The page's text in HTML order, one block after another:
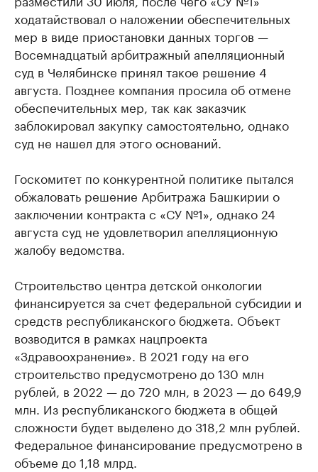
ходатайствовал о наложении обеспечительных
мер в виде приостановки данных торгов —
Восемнадцатый арбитражный апелляционный
суд в Челябинске принял такое решение 4
августа. Позднее компания просила об отмене
обеспечительных мер, так как заказчик
заблокировал закупку самостоятельно, однако
суд не нашел для этого оснований.
Госкомитет по конкурентной политике пытался
обжаловать решение Арбитража Башкирии о
заключении контракта с «СУ №1», однако 24
августа суд не удовлетворил апелляционную
жалобу ведомства.
Строительство центра детской онкологии
финансируется за счет федеральной субсидии и
средств республиканского бюджета. Объект
возводится в рамках нацпроекта
«Здравоохранение». В 2021 году на его
строительство предусмотрено до 130 млн
рублей, в 2022 — до 720 млн, в 2023 — до 649,9
млн. Из республиканского бюджета в общей
сложности будет выделено до 318,2 млн рублей.
Федеральное финансирование предусмотрено в
объеме до 1,18 млрд.